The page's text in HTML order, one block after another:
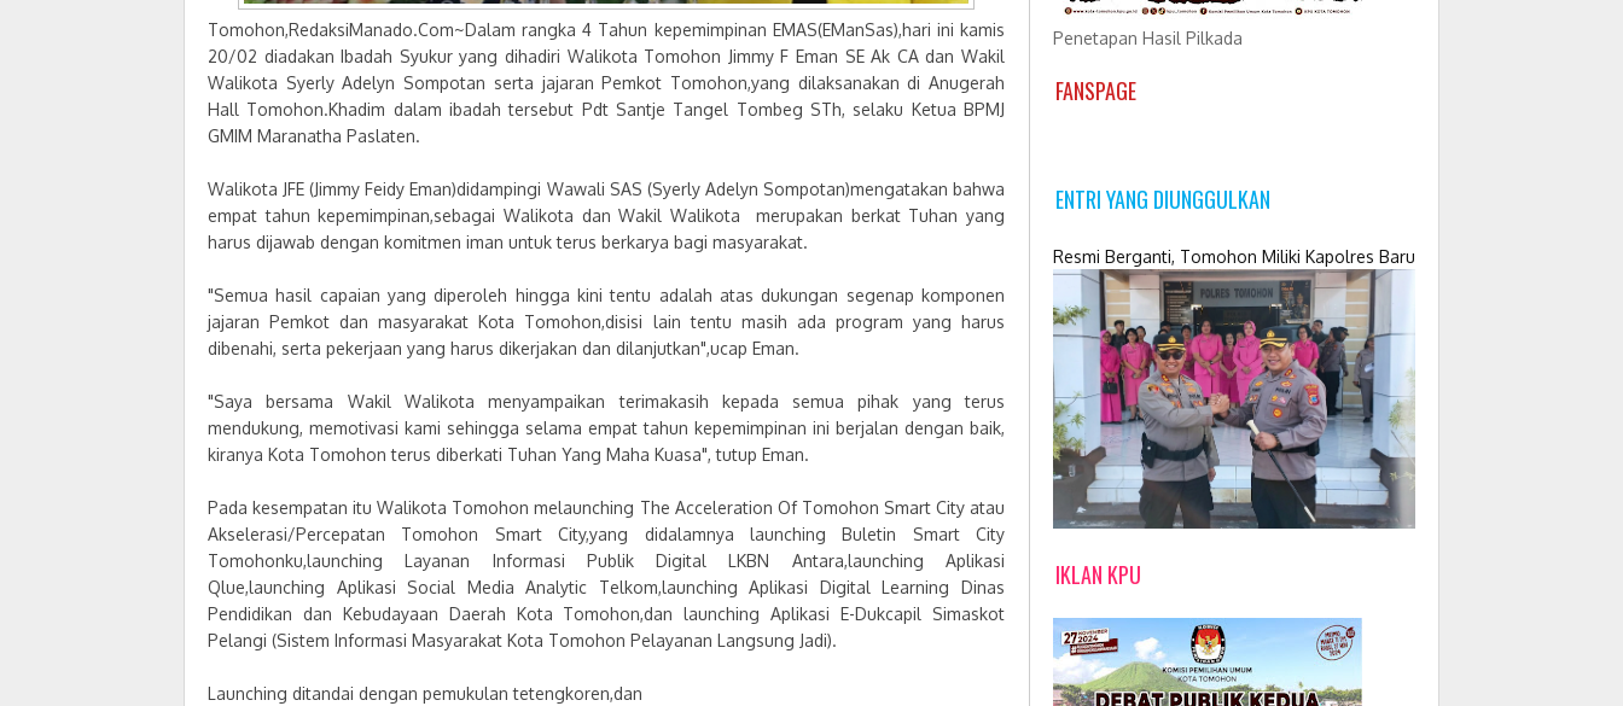
Tomohon,RedaksiManado.Com~Dalam rangka 4 Tahun kepemimpinan EMAS(EManSas),hari ini kamis
20/02 diadakan Ibadah Syukur yang dihadiri Walikota Tomohon Jimmy F Eman SE Ak CA dan Wakil
Walikota Syerly Adelyn Sompotan serta jajaran Pemkot Tomohon,yang dilaksanakan di Anugerah
Hall Tomohon.Khadim dalam ibadah tersebut Pdt Santje Tangel Tombeg STh, selaku Ketua BPMJ
GMIM Maranatha Paslaten.
Walikota JFE (Jimmy Feidy Eman)didampingi Wawali SAS (Syerly Adelyn Sompotan)mengatakan bahwa
empat tahun kepemimpinan,sebagai Walikota dan Wakil Walikota merupakan berkat Tuhan yang
harus dijawab dengan komitmen iman untuk terus berkarya bagi masyarakat.
"Semua hasil capaian yang diperoleh hingga kini tentu adalah atas dukungan segenap komponen
jajaran Pemkot dan masyarakat Kota Tomohon,disisi lain tentu masih ada program yang harus
dibenahi, serta pekerjaan yang harus dikerjakan dan dilanjutkan",ucap Eman.
"Saya bersama Wakil Walikota menyampaikan terimakasih kepada semua pihak yang terus
mendukung, memotivasi kami sehingga selama empat tahun kepemimpinan ini berjalan dengan baik,
kiranya Kota Tomohon terus diberkati Tuhan Yang Maha Kuasa", tutup Eman.
Pada kesempatan itu Walikota Tomohon melaunching The Acceleration Of Tomohon Smart City atau
Akselerasi/Percepatan Tomohon Smart City,yang didalamnya launching Buletin Smart City
Tomohonku,launching Layanan Informasi Publik Digital LKBN Antara,launching Aplikasi
Qlue,launching Aplikasi Social Media Analytic Telkom,launching Aplikasi Digital Learning Dinas
Pendidikan dan Kebudayaan Daerah Kota Tomohon,dan launching Aplikasi E-Dukcapil Simaskot
Pelangi (Sistem Informasi Masyarakat Kota Tomohon Pelayanan Langsung Jadi).
Launching ditandai dengan pemukulan tetengkoren,dan
Penetapan Hasil Pilkada
FANSPAGE
ENTRI YANG DIUNGGULKAN
Resmi Berganti, Tomohon Miliki Kapolres Baru
IKLAN KPU